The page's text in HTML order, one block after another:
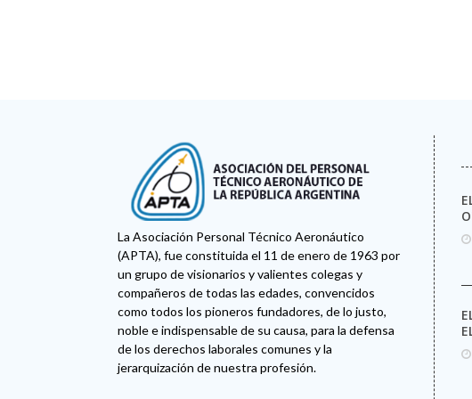
La Asociación Personal Técnico Aeronáutico
(APTA), fue constituida el 11 de enero de 1963 por
un grupo de visionarios y valientes colegas y
compañeros de todas las edades, convencidos
como todos los pioneros fundadores, de lo justo,
noble e indispensable de su causa, para la defensa
de los derechos laborales comunes y la
jerarquización de nuestra profesión.